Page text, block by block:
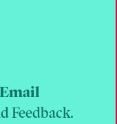
Feedback.